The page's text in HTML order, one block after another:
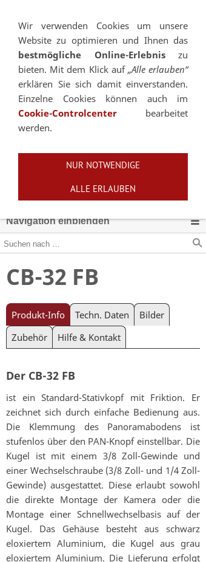
Website, die für mobile Geräte optimiert wurde.
Zur Desktop-Version
Hinweis nicht mehr anzeigen
Navigation einblenden
CB-32 FB
Produkt-Info Techn. Daten
Bilder
Zubehör
Hilfe & Kontakt
Der CB-32 FB
ist ein Standard-Stativkopf mit Friktion. Er
zeichnet sich durch einfache Bedienung aus.
Die Klemmung des Panoramabodens ist
stufenlos über den PAN-Knopf einstellbar. Die
Kugel ist mit einem 3/8 Zoll-Gewinde und
einer Wechselschraube (3/8 Zoll- und 1/4 Zoll-
Gewinde) ausgestattet. Diese erlaubt sowohl
die direkte Montage der Kamera oder die
Montage einer Schnellwechselbasis auf der
Kugel. Das Gehäuse besteht aus schwarz
eloxiertem Aluminium, die Kugel aus grau
eloxiertem Aluminium. Die Lieferung erfolgt
Wir verwenden Cookies um unsere
Website zu optimieren und Ihnen das
bestmögliche Online-Erlebniszu
bieten. Mit dem Klick auf „Alle erlauben“
erklären Sie sich damit einverstanden.
Einzelne Cookies können auch im
Cookie-Controlcenter bearbeitet
werden.
NUR NOTWENDIGE
ALLE ERLAUBEN